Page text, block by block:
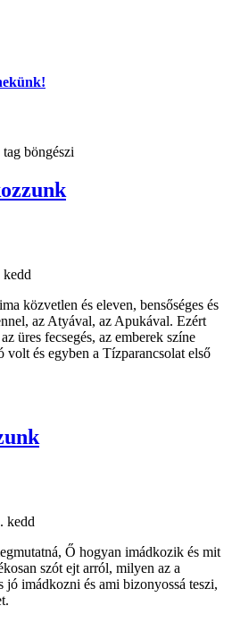
böngészi
közvetlen és eleven, bensőséges és
az Atyával, az Apukával. Ezért
üres fecsegés, az emberek színe
volt és egyben a Tízparancsolat első
kedd
Ő hogyan imádkozik és mit
szót ejt arról, milyen az a
jó imádkozni és ami bizonyossá teszi,